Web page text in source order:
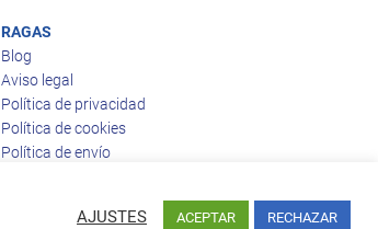
RAGAS
Blog
Aviso legal
Política de privacidad
Política de cookies
Política de envío
AJUSTES ACEPTAR RECHAZAR